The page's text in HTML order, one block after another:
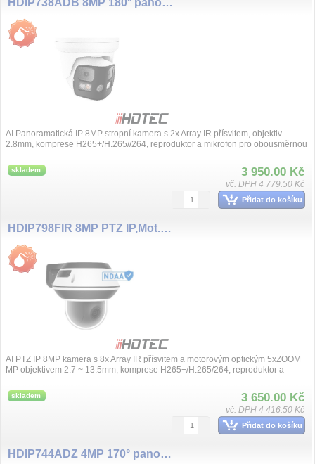
HDIP738ADB 8MP 180° panoramatická IP stropní kamera, 2x 2.8mm
AI Panoramatická IP 8MP stropní kamera s 2x Array IR přísvitem, objektiv
2.8mm, komprese H265+/H.265//264, reproduktor a mikrofon pro obousměrnou
skladem 3 950.00 Kč
vč. DPH 4 779.50 Kč
Přidat do košíku
HDIP798FIR 8MP PTZ IP,Mot.2.7-13.5mm
AI PTZ IP 8MP kamera s 8x Array IR přísvitem a motorovým optickým 5xZOOM
MP objektivem 2.7 ~ 13.5mm, komprese H265+/H.265/264, reproduktor a
skladem 3 650.00 Kč
vč. DPH 4 416.50 Kč
Přidat do košíku
HDIP744ADZ 4MP 170° panoramatická IP kamera, 2x 4mm